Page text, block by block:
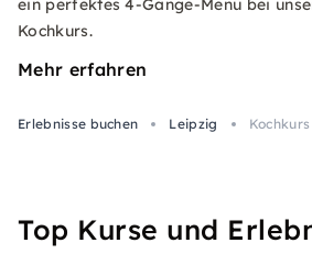
ein perfektes 4-Gänge-Menü bei
Kochkurs.
Mehr erfahren
Erlebnisse buchen Leipzig
Top Kurse und